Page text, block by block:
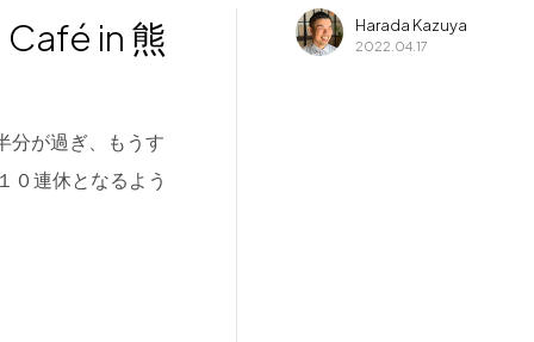
in 熊
分が過ぎ、もうす
０連休となるよう
Harada Kazuya
2022.04.17